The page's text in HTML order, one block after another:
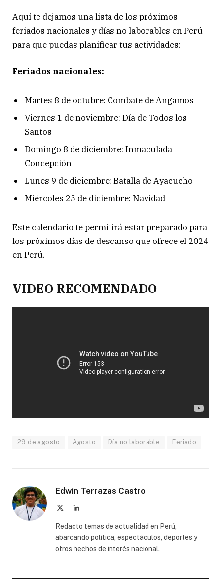
Aquí te dejamos una lista de los próximos
feriados nacionales y días no laborables en Perú
para que puedas planificar tus actividades:
Feriados nacionales:
Martes 8 de octubre: Combate de Angamos
Viernes 1 de noviembre: Día de Todos los
Santos
Domingo 8 de diciembre: Inmaculada
Concepción
Lunes 9 de diciembre: Batalla de Ayacucho
Miércoles 25 de diciembre: Navidad
Este calendario te permitirá estar preparado para
los próximos días de descanso que ofrece el 2024
en Perú.
VIDEO RECOMENDADO
29 de agosto Agosto Día no laborable Feriado
Edwin Terrazas Castro
LinkedIn
Redacto temas de actualidad en Perú,
abarcando política, espectáculos, deportes y
otros hechos de interés nacional.